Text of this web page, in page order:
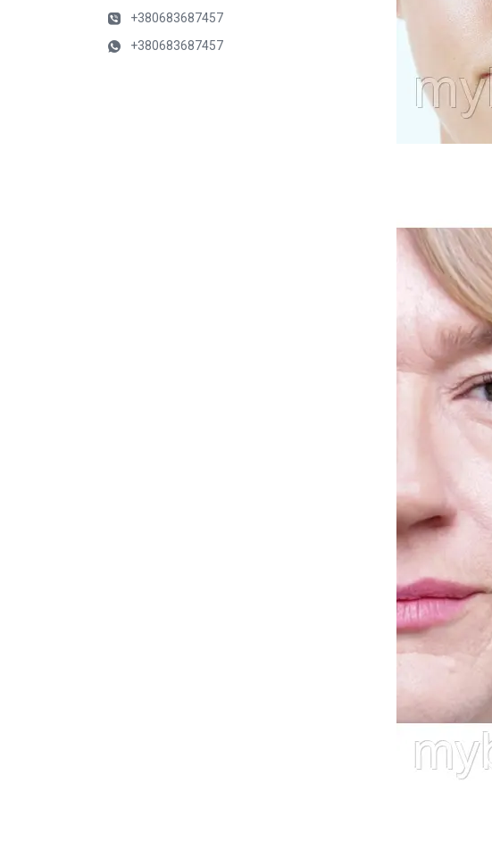
+380683687457
+380683687457